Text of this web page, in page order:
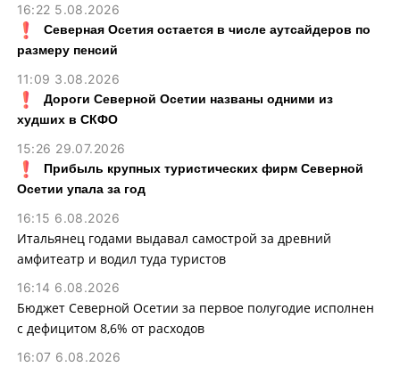
16:22 5.08.2026
Северная Осетия остается в числе аутсайдеров по
размеру пенсий
11:09 3.08.2026
Дороги Северной Осетии названы одними из
худших в СКФО
15:26 29.07.2026
Прибыль крупных туристических фирм Северной
Осетии упала за год
16:15 6.08.2026
Итальянец годами выдавал самострой за древний
амфитеатр и водил туда туристов
16:14 6.08.2026
Бюджет Северной Осетии за первое полугодие исполнен
с дефицитом 8,6% от расходов
16:07 6.08.2026